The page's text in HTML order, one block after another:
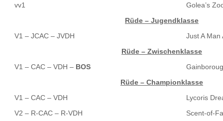
vv1
Golea’s
Rüde – Jugendklasse
V1 – JCAC – JVDH
Just A Man
Rüde – Zwischenklasse
V1 – CAC – VDH – BOS
Rüde – Championklasse
V1 – CAC – VDH
Lycoris
V2 – R-CAC – R-VDH
Scent-of-